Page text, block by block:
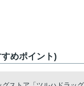
めポイント)